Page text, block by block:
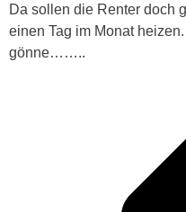
Da sollen die Renter doch
einen Tag im Monat
gönne……..